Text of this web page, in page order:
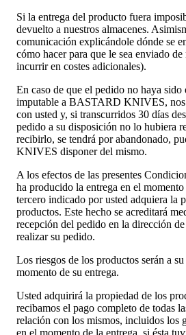
Si la entrega del producto fuera
devuelto a nuestros almacenes.
comunicación explicándole dónde se
cómo hacer para que le sea enviado
incurrir en costes adicionales).
En caso de que el pedido no haya sido
imputable a BASTARD KNIVES, nos
con usted y, si transcurridos 30 días
pedido a su disposición no lo hubiera
recibirlo, se tendrá por abandonado,
KNIVES disponer del mismo.
A los efectos de las presentes
ha producido la entrega en el
tercero indicado por usted adquiera la
productos. Este hecho se acreditará
recepción del pedido en la dirección
realizar su pedido.
Los riesgos de los productos serán a
momento de su entrega.
Usted adquirirá la propiedad de los
recibamos el pago completo de todas
relación con los mismos, incluidos los
en el momento de la entrega, si ésta